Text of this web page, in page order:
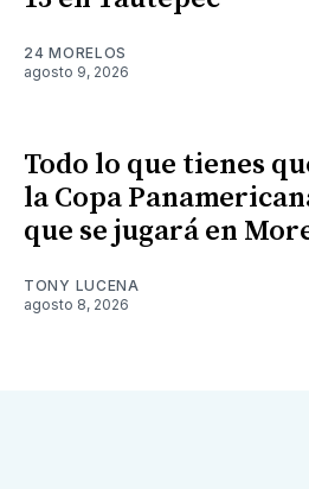
24 MORELOS
agosto 9, 2026
Todo lo que tienes
la Copa
que se jugará en
TONY LUCENA
agosto 8, 2026